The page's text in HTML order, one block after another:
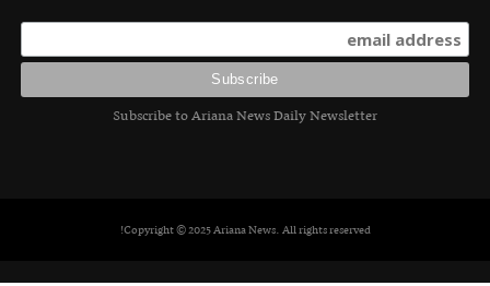
Subscribe to Ariana News Daily Newsletter
Copyright © 2025 Ariana News. All rights reserved!